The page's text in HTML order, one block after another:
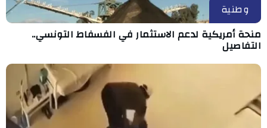
وطنية
منحة أمريكية لدعم الاستثمار في الفسفاط التونسي..
التفاصيل